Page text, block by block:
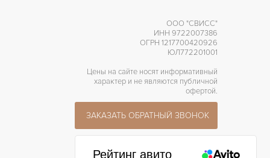
ООО "СВИСС"
ИНН 9722007386
ОГРН 1217700420926
ЮЛ772201001
Цены на сайте носят информативный
характер и не являются публичной
офертой.
ЗАКАЗАТЬ ОБРАТНЫЙ ЗВОНОК
Рейтинг авито